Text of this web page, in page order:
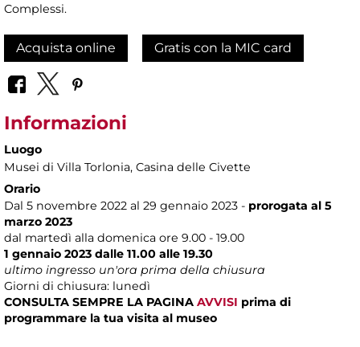
Complessi.
Acquista online Gratis con la MIC card
Informazioni
Luogo
Musei di Villa Torlonia, Casina delle Civette
Orario
Dal 5 novembre 2022 al 29 gennaio 2023 - prorogata al 5
marzo 2023
dal martedì alla domenica ore 9.00 - 19.00
1 gennaio 2023 dalle 11.00 alle 19.30
ultimo ingresso un'ora prima della chiusura
Giorni di chiusura: lunedì
CONSULTA SEMPRE LA PAGINA AVVISI prima di
programmare la tua visita al museo